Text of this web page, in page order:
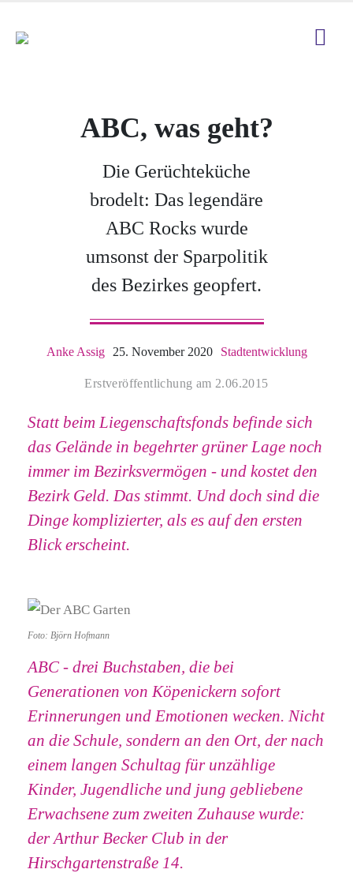
ABC, was geht?
Die Gerüchteküche
brodelt: Das legendäre
ABC Rocks wurde
umsonst der Sparpolitik
des Bezirkes geopfert.
Anke Assig 25. November 2020 Stadtentwicklung
Erstveröffentlichung am 2.06.2015
Statt beim Liegenschaftsfonds befinde sich
das Gelände in begehrter grüner Lage noch
immer im Bezirksvermögen - und kostet den
Bezirk Geld. Das stimmt. Und doch sind die
Dinge komplizierter, als es auf den ersten
Blick erscheint.
Foto: Björn Hofmann
ABC - drei Buchstaben, die bei
Generationen von Köpenickern sofort
Erinnerungen und Emotionen wecken. Nicht
an die Schule, sondern an den Ort, der nach
einem langen Schultag für unzählige
Kinder, Jugendliche und jung gebliebene
Erwachsene zum zweiten Zuhause wurde:
der Arthur Becker Club in der
Hirschgartenstraße 14.